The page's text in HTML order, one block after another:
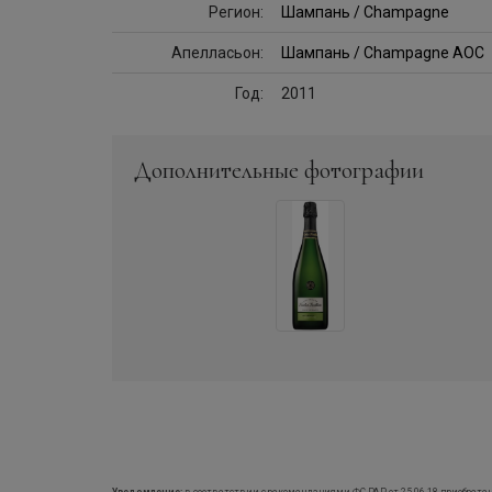
Регион: Шампань / Champagne
Апелласьон: Шампань / Champagne AOC
Год: 2011
Дополнительные фотографии